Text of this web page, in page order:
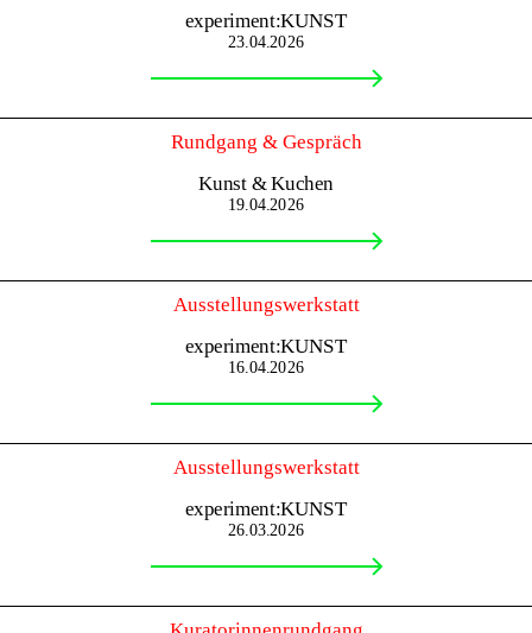
experiment:KUNST
23.04.2026
Rundgang & Gespräch
Kunst & Kuchen
19.04.2026
Ausstellungswerkstatt
experiment:KUNST
16.04.2026
Ausstellungswerkstatt
experiment:KUNST
26.03.2026